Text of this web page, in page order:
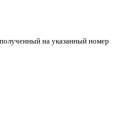
на указанный номер